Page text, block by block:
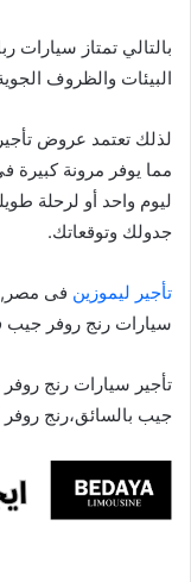
بالتالي تمتاز سيارات
البيئات والظروف
لذلك تعتمد عروض
مما يوفر مرونة كبيرة
ليوم واحد أو لرحلة
جدولك وتوقعاتك.
تأجير ليموزين فى
سيارات رنج روفر جيب
تأجير سيارات رنج
جيب بالسائق،رنج